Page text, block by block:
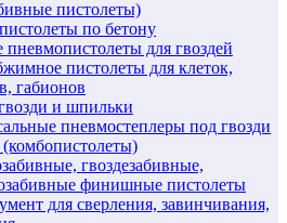
пистолеты)
по бетону
пневмопистолеты для гвоздей
пистолеты для клеток,
габионов
и шпильки
пневмостеплеры под гвозди
гвоздезабивные,
финишные пистолеты
для сверления, завинчивания,